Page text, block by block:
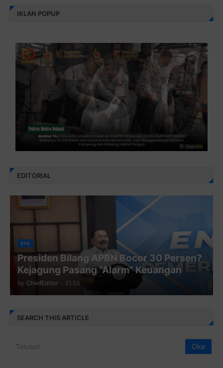
IKLAN POPUP
EDITORIAL
BPK
Presiden Bilang APBN Bocor 30 Persen?
Kejagung Pasang “Alarm” Keuangan
by ChiefEditor - 21.53
SEARCH THIS ARTICLE